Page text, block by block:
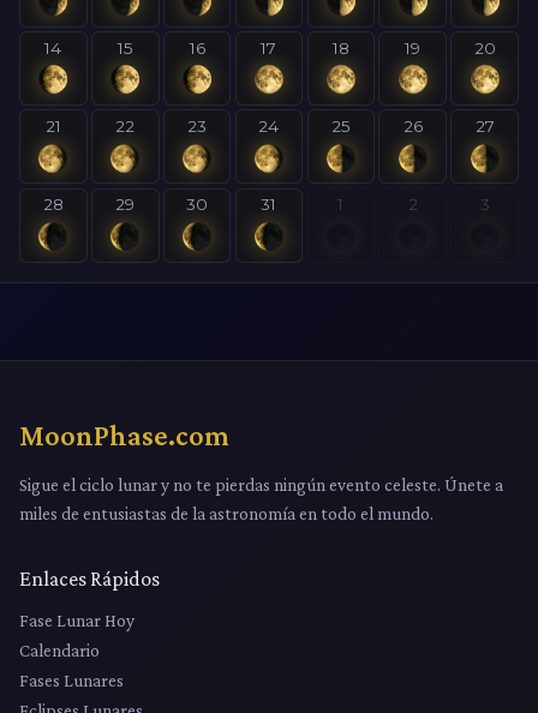
14 15 16 17 18 19 20
21 22 23 24 25 26 27
28 29 30 31 1 2 3
MoonPhase.com
Sigue el ciclo lunar y no te pierdas ningún evento celeste. Únete a
miles de entusiastas de la astronomía en todo el mundo.
Enlaces Rápidos
Fase Lunar Hoy
Calendario
Fases Lunares